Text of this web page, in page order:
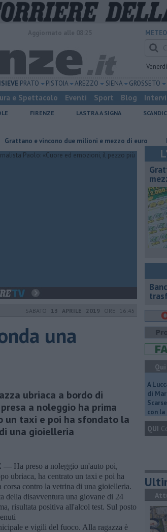
Venerdì
PRATO PISTOIA AREZZO SIENA GROSSETO
e Spettacolo Eventi Sport Blog
FIRENZE LASTRA A SIGNA
e vincono due milioni e mezzo di euro Due ori
SABATO 13 APRILE 2019 ORE 16:45
una
ubriaca a bordo di
a noleggio ha prima
un taxi e poi ha sfondato la
una gioielleria
— Ha preso a noleggio un'auto poi,
ubriaca, ha centrato un taxi e poi ha
corsa contro la vetrina di una gioielleria.
della disavventura una giovane di 24
risultata positiva all'alcol test. Sul posto
e vigili del fuoco. Alla ragazza è
A
di
con
QUI